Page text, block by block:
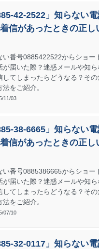
42-2522」知らない
信があったときの正し
い番号0885422522からショー
が届いた際？迷惑メールや知
してしまったらどうなる？その
法をご紹介。
11/03
38-6665」知らない
信があったときの正し
い番号0885386665からショー
が届いた際？迷惑メールや知
してしまったらどうなる？その
法をご紹介。
07/10
32-0117」知らない